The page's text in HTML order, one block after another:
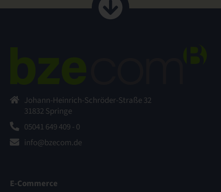
Johann-Heinrich-Schröder-Straße 32
31832 Springe
05041 649 409 - 0
info@bzecom.de
E-Commerce